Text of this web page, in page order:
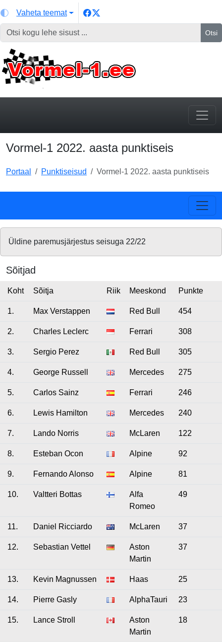
Vaheta teemat
Otsi
Vormel-1 2022. aasta punktiseis
Portaal Punktiseisud Vormel-1 2022. aasta punktiseis
Üldine paremusjärjestus seisuga 22/22
Sõitjad
Koht Sõitja Riik Meeskond Punkte
1. Max Verstappen Red Bull 454
2. Charles Leclerc Ferrari 308
3. Sergio Perez Red Bull 305
4. George Russell Mercedes 275
5. Carlos Sainz Ferrari 246
6. Lewis Hamilton Mercedes 240
7. Lando Norris McLaren 122
8. Esteban Ocon Alpine 92
9. Fernando Alonso Alpine 81
10. Valtteri Bottas
Alfa
Romeo
49
11. Daniel Ricciardo McLaren 37
12. Sebastian Vettel
Aston
Martin
37
13. Kevin Magnussen Haas 25
14. Pierre Gasly AlphaTauri 23
15. Lance Stroll
Aston
Martin
18